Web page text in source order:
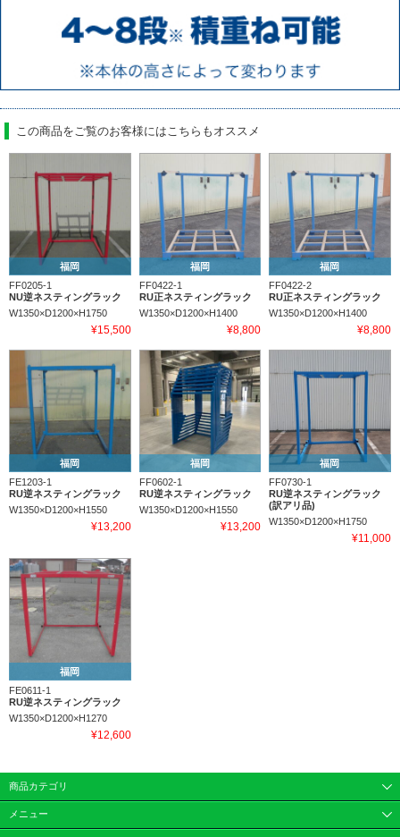
この商品をご覧のお客様にはこちらもオススメ
福岡
FF0205-1
NU逆ネスティングラック
W1350×D1200×H1750
¥15,500
福岡
FF0422-1
RU正ネスティングラック
W1350×D1200×H1400
¥8,800
福岡
FF0422-2
RU正ネスティングラック
W1350×D1200×H1400
¥8,800
福岡
FE1203-1
RU逆ネスティングラック
W1350×D1200×H1550
¥13,200
福岡
FF0602-1
RU逆ネスティングラック
W1350×D1200×H1550
¥13,200
福岡
FF0730-1
RU逆ネスティングラック
(訳アリ品)
W1350×D1200×H1750
¥11,000
福岡
FE0611-1
RU逆ネスティングラック
W1350×D1200×H1270
¥12,600
商品カテゴリ
メニュー